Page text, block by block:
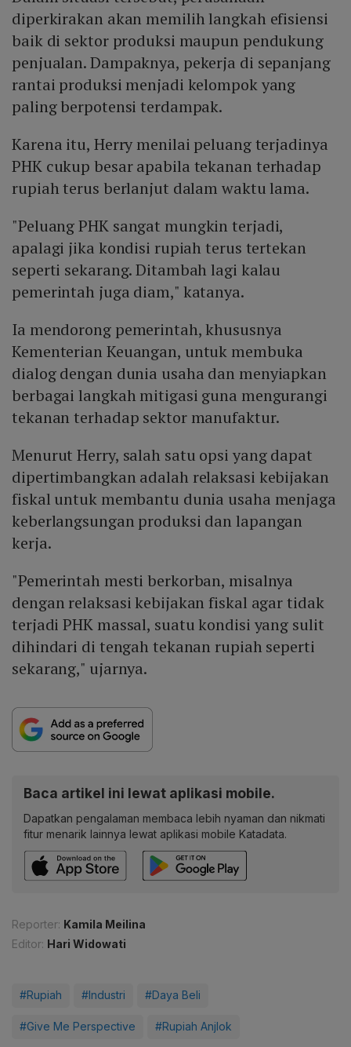
diperkirakan akan memilih langkah efisiensi
baik di sektor produksi maupun pendukung
penjualan. Dampaknya, pekerja di sepanjang
rantai produksi menjadi kelompok yang
paling berpotensi terdampak.
Karena itu, Herry menilai peluang terjadinya
PHK cukup besar apabila tekanan terhadap
rupiah terus berlanjut dalam waktu lama.
"Peluang PHK sangat mungkin terjadi,
apalagi jika kondisi rupiah terus tertekan
seperti sekarang. Ditambah lagi kalau
pemerintah juga diam," katanya.
Ia mendorong pemerintah, khususnya
Kementerian Keuangan, untuk membuka
dialog dengan dunia usaha dan menyiapkan
berbagai langkah mitigasi guna mengurangi
tekanan terhadap sektor manufaktur.
Menurut Herry, salah satu opsi yang dapat
dipertimbangkan adalah relaksasi kebijakan
fiskal untuk membantu dunia usaha menjaga
keberlangsungan produksi dan lapangan
kerja.
"Pemerintah mesti berkorban, misalnya
dengan relaksasi kebijakan fiskal agar tidak
terjadi PHK massal, suatu kondisi yang sulit
dihindari di tengah tekanan rupiah seperti
sekarang," ujarnya.
Baca artikel ini lewat aplikasi mobile.
Dapatkan pengalaman membaca lebih nyaman dan nikmati
fitur menarik lainnya lewat aplikasi mobile Katadata.
Reporter: Kamila Meilina
Editor: Hari Widowati
#Rupiah #Industri #Daya Beli
#Give Me Perspective #Rupiah Anjlok